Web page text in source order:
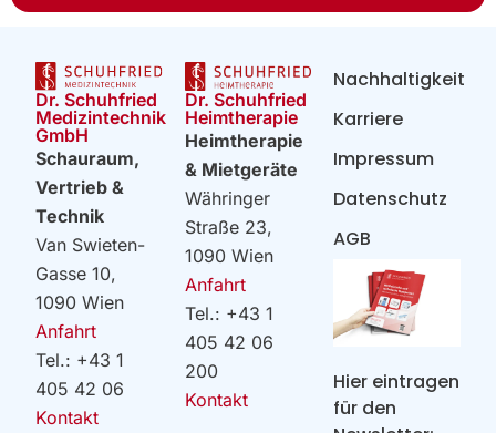
Dr. Schuhfried
Medizintechnik
GmbH
Schauraum,
Vertrieb &
Technik
Van Swieten-
Gasse 10,
1090 Wien
Anfahrt
Tel.: +43 1
405 42 06
Kontakt
Dr. Schuhfried
Heimtherapie
Heimtherapie
& Mietgeräte
Währinger
Straße 23,
1090 Wien
Anfahrt
Tel.: +43 1
405 42 06
200
Kontakt
Hier eintragen
für den
Nachhaltigkeit
Karriere
Impressum
Datenschutz
AGB